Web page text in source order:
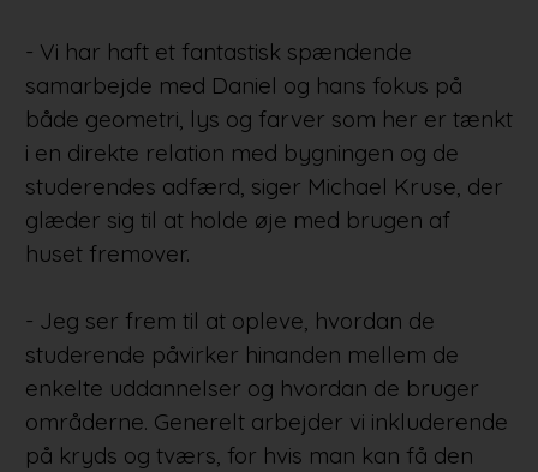
- Vi har haft et fantastisk spændende
samarbejde med Daniel og hans fokus på
både geometri, lys og farver som her er tænkt
i en direkte relation med bygningen og de
studerendes adfærd, siger Michael Kruse, der
glæder sig til at holde øje med brugen af
huset fremover.
- Jeg ser frem til at opleve, hvordan de
studerende påvirker hinanden mellem de
enkelte uddannelser og hvordan de bruger
områderne. Generelt arbejder vi inkluderende
på kryds og tværs, for hvis man kan få den